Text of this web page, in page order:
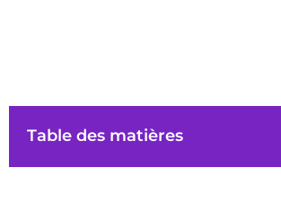
Table des matières